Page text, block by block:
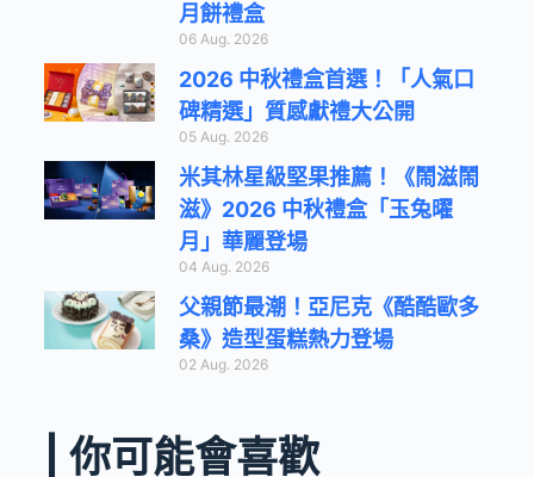
月餅禮盒
06 Aug. 2026
2026 中秋禮盒首選！「人氣口
碑精選」質感獻禮大公開
05 Aug. 2026
米其林星級堅果推薦！《鬧滋鬧
滋》2026 中秋禮盒「玉兔曜
月」華麗登場
04 Aug. 2026
父親節最潮！亞尼克《酷酷歐多
桑》造型蛋糕熱力登場
02 Aug. 2026
| 你可能會喜歡